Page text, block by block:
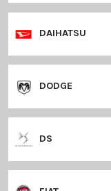
CITROEN
DACIA
DAIHATSU